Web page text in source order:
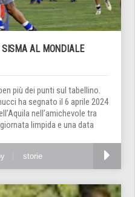
SISMA AL MONDIALE
più dei punti sul tabellino.
ha segnato il 6 aprile 2024
nell’amichevole tra
limpida e una data
storie